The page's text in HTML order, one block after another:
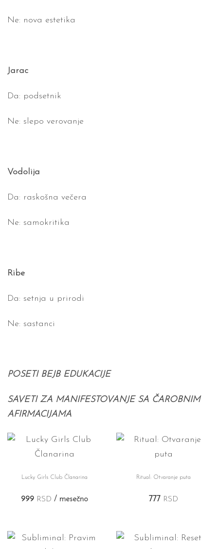
Ne: nova estetika
Jarac
Da: podsetnik
Ne: slepo verovanje
Vodolija
Da: raskošna večera
Ne: samokritika
Ribe
Da: setnja u prirodi
Ne: sastanci
POSETI BEJB EDUKACIJE
SAVETI ZA MANIFESTOVANJE SA ČAROBNIM
AFIRMACIJAMA
Lucky Girls Club Članarina
999 RSD / mesečno
Ritual: Otvaranje puta
777 RSD